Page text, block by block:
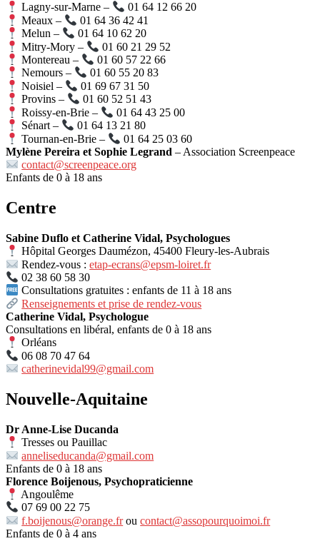
Lagny-sur-Marne –
01 64 12 66 20
Meaux –
01 64 36 42 41
Melun –
01 64 10 62 20
Mitry-Mory –
01 60 21 29 52
Montereau –
01 60 57 22 66
Nemours –
01 60 55 20 83
Noisiel –
01 69 67 31 50
Provins –
01 60 52 51 43
Roissy-en-Brie –
01 64 43 25 00
Sénart –
01 64 13 21 80
Tournan-en-Brie –
01 64 25 03 60
Mylène Pereira et Sophie Legrand – Association Screenpeace
contact@screenpeace.org
Enfants de 0 à 18 ans
Centre
Sabine Duflo et Catherine Vidal, Psychologues
Hôpital Georges Daumézon, 45400 Fleury-les-Aubrais
Rendez-vous :etap-ecrans@epsm-loiret.fr
02 38 60 58 30
Consultations gratuites : enfants de 11 à 18 ans
Renseignements et prise de rendez-vous
Catherine Vidal, Psychologue
Consultations en libéral, enfants de 0 à 18 ans
Orléans
06 08 70 47 64
catherinevidal99@gmail.com
Nouvelle-Aquitaine
Dr Anne-Lise Ducanda
Tresses ou Pauillac
anneliseducanda@gmail.com
Enfants de 0 à 18 ans
Florence Boijenous, Psychopraticienne
Angoulême
07 69 00 22 75
f.boijenous@orange.froucontact@assopourquoimoi.fr
Enfants de 0 à 4 ans